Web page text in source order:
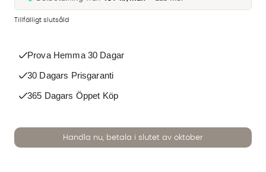
Tillfälligt slutsåld
Prova Hemma 30 Dagar
30 Dagars Prisgaranti
365 Dagars Öppet Köp
Handla nu, betala i slutet av oktober